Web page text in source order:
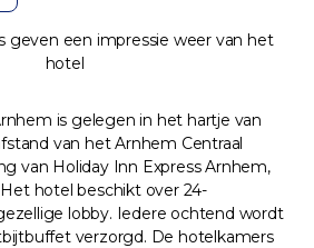
geven een impressie weer van het
hotel
is gelegen in het hartje van
van het Arnhem Centraal
van Holiday Inn Express Arnhem,
hotel beschikt over 24-
lobby. Iedere ochtend wordt
verzorgd. De hotelkamers